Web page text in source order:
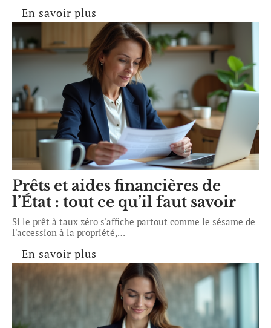
En savoir plus
Prêts et aides financières de
l’État : tout ce qu’il faut savoir
Si le prêt à taux zéro s'affiche partout comme le sésame de
l'accession à la propriété,…
En savoir plus